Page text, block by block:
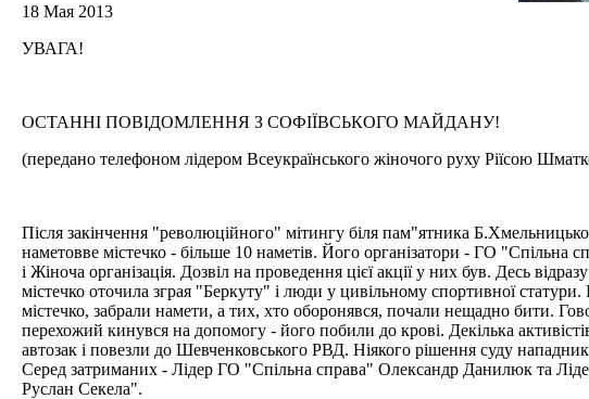
18 Мая 2013
УВАГА!
ОСТАННІ ПОВІДОМЛЕННЯ З СОФІЇВСЬКОГО МАЙДАНУ!
(передано телефоном лідером Всеукраїнського жіночого руху Ріїсою
Після закінчення "революційного" мітингу біля пам"ятника
наметовве містечко - більше 10 наметів. Його організатори - ГО "Спільна
і Жіноча організація. Дозвіл на проведення цієї акції у них був. Десь
містечко оточила зграя "Беркуту" і люди у цивільному спортивної
містечко, забрали намети, а тих, хто оборонявся, почали нещадно бити.
перехожий кинувся на допомогу - його побили до крові. Декілька
автозак і повезли до Шевченковського РВД. Ніякого рішення суду
Серед затриманих - Лідер ГО "Спільна справа" Олександр Данилюк та
Руслан Секела".